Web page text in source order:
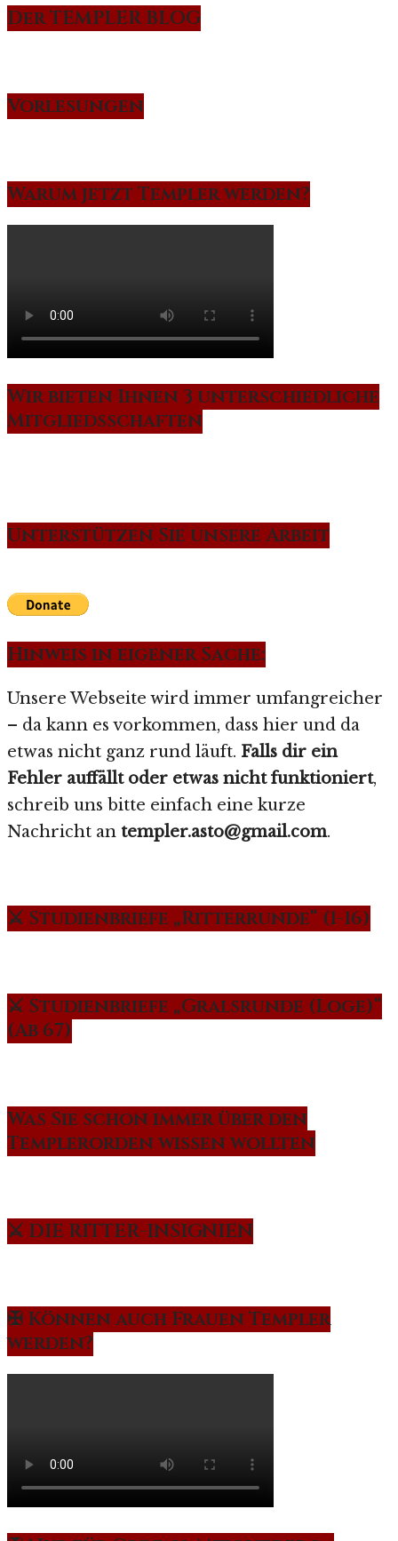
Der TEMPLER BLOG
Vorlesungen
Warum jetzt Templer werden?
Wir bieten Ihnen 3 unterschiedliche
Mitgliedsschaften
Unterstützen Sie unsere Arbeit
Hinweis in eigener Sache:
Unsere Webseite wird immer umfangreicher
– da kann es vorkommen, dass hier und da
etwas nicht ganz rund läuft. Falls dir ein
Fehler auffällt oder etwas nicht funktioniert,
schreib uns bitte einfach eine kurze
Nachricht an templer.asto@gmail.com.
⚔️ Studienbriefe „Ritterrunde“ (1-16)
⚔️ Studienbriefe „Gralsrunde (Loge)“
(Ab 67)
Was Sie schon immer über den
Templerorden wissen wollten
⚔️ DIE RITTER-INSIGNIEN
✠ Können auch Frauen Templer
werden?